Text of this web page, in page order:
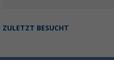
ZULETZT BESUCHT